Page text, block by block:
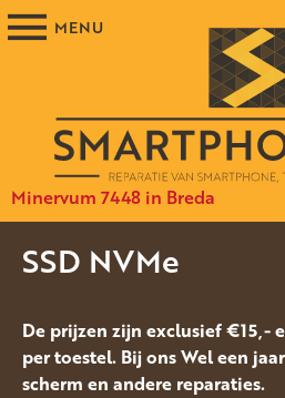
Minervum 7448 in Breda
SSD NVMe
De prijzen zijn exclusief €15,-
per toestel. Bij ons Wel een
scherm en andere reparaties.